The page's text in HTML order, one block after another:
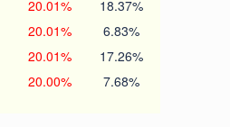
20.01% 18.37%
20.01% 6.83%
20.01% 17.26%
20.00% 7.68%